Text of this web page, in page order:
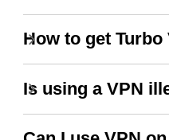
How to get Turbo
Is using a VPN